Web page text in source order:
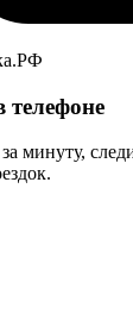
телефоне
минуту,